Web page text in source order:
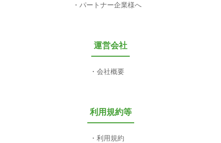
パートナー企業様へ
運営会社
会社概要
利用規約等
利用規約